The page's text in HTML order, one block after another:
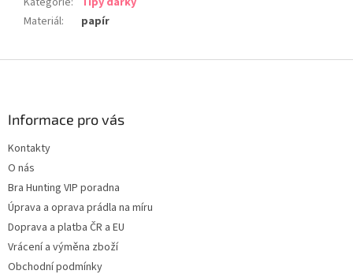
Materiál: papír
Informace pro vás
Kontakty
O nás
Bra Hunting VIP poradna
Úprava a oprava prádla na míru
Doprava a platba ČR a EU
Vrácení a výměna zboží
Obchodní podmínky